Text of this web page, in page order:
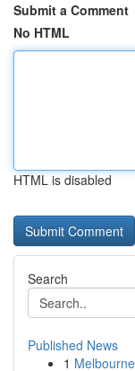
Submit a Comment
No HTML
HTML is disabled
Search
Published News
1